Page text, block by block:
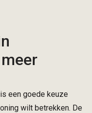
een goede keuze
wilt betrekken. De